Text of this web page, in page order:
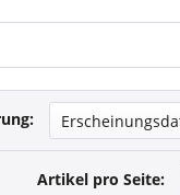
Artikel pro Seite: